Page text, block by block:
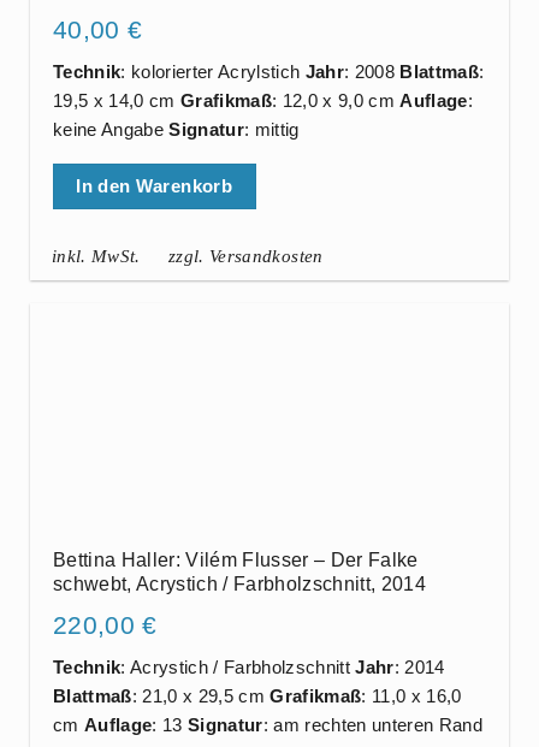
40,00 €
Technik: kolorierter Acrylstich Jahr: 2008 Blattmaß:
19,5 x 14,0 cm Grafikmaß: 12,0 x 9,0 cmAuflage:
keine AngabeSignatur: mittig
In den Warenkorb
inkl. MwSt. zzgl. Versandkosten
Bettina Haller: Vilém Flusser – Der Falke
schwebt, Acrystich / Farbholzschnitt, 2014
220,00€
Technik: Acrystich / FarbholzschnittJahr: 2014
Blattmaß: 21,0 x 29,5 cmGrafikmaß: 11,0 x 16,0
cm Auflage: 13 Signatur: am rechten unteren Rand